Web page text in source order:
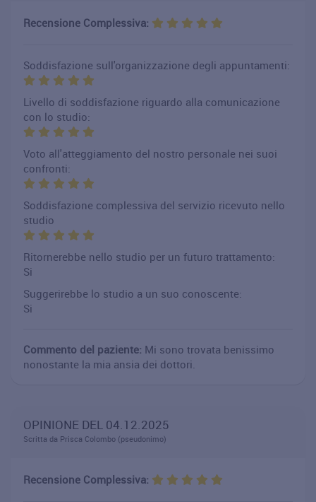
Recensione Complessiva:
Soddisfazione sull'organizzazione degli appuntamenti:
Livello di soddisfazione riguardo alla comunicazione
con lo studio:
Voto all'atteggiamento del nostro personale nei suoi
confronti:
Soddisfazione complessiva del servizio ricevuto nello
studio
Ritornerebbe nello studio per un futuro trattamento:
Si
Suggerirebbe lo studio a un suo conoscente:
Si
Commento del paziente: Mi sono trovata benissimo
nonostante la mia ansia dei dottori.
OPINIONE DEL 04.12.2025
Scritta da Prisca Colombo (pseudonimo)
Recensione Complessiva: